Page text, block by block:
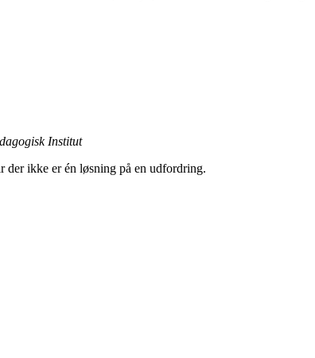
Institut
der ikke er én løsning på en udfordring.